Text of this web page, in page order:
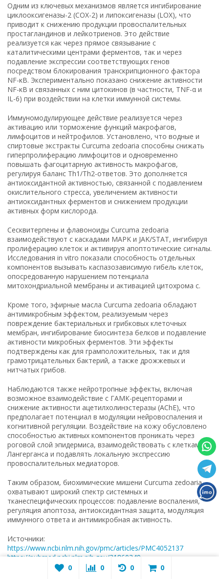
Одним из ключевых механизмов является ингибирование
циклооксигеназы-2 (COX-2) и липоксигеназы (LOX), что
приводит к снижению продукции провоспалительных
простагландинов и лейкотриенов. Это действие
реализуется как через прямое связывание с
каталитическими центрами ферментов, так и через
подавление экспрессии соответствующих генов
посредством блокирования транскрипционного фактора
NF-κB. Экспериментально показано снижение активности
NF-κB и связанных с ним цитокинов (в частности, TNF-α и
IL-6) при воздействии на клетки иммунной системы.
Иммуномодулирующее действие реализуется через
активацию или торможение функций макрофагов,
лимфоцитов и нейтрофилов. Установлено, что водные и
спиртовые экстракты Curcuma zedoaria способны снижать
гиперпролиферацию лимфоцитов и одновременно
повышать фагоцитарную активность макрофагов,
регулируя баланс Th1/Th2-ответов. Это дополняется
антиоксидантной активностью, связанной с подавлением
окислительного стресса, увеличением активности
антиоксидантных ферментов и снижением продукции
активных форм кислорода.
Сесквитерпены и флавоноиды Curcuma zedoaria
взаимодействуют с каскадами MAPK и JAK/STAT, ингибируя
пролиферацию клеток и активируя апоптотические сигналы.
Исследования in vitro показали способность отдельных
компонентов вызывать каспазозависимую гибель клеток,
опосредованную нарушением потенциала
митохондриальной мембраны и активацией цитохрома c.
Кроме того, эфирные масла Curcuma zedoaria обладают
антимикробным эффектом, реализуемым через
повреждение бактериальных и грибковых клеточных
мембран, ингибирование биосинтеза белков и подавление
активности микробных ферментов. Эти эффекты
подтверждены как для грамположительных, так и для
грамотрицательных бактерий, а также дрожжевых и
нитчатых грибов.
Наблюдаются также нейротропные эффекты, включая
возможное взаимодействие с ГАМК-рецепторами и
снижение активности ацетилхолинэстеразы (AChE), что
предполагает потенциал в модуляции нейровоспаления и
когнитивной регуляции. Воздействие на кожу обусловлено
способностью активных компонентов проникать через
роговой слой эпидермиса, взаимодействовать с клетками
Лангерганса и подавлять локальную экспрессию
провоспалительных медиаторов.
Таким образом, биохимические мишени Curcuma zedoaria
охватывают широкий спектр системных и
тканеспецифических процессов: подавление воспаления,
регуляция апоптоза, антиоксидантная защита, модуляция
иммунного ответа и антимикробная активность.
Источники:
https://www.ncbi.nlm.nih.gov/pmc/articles/PMC4052137
https://pubmed.ncbi.nlm.nih.gov/31860349
https://www.sciencedirect.com/science/article/pii/
0 0 0 0